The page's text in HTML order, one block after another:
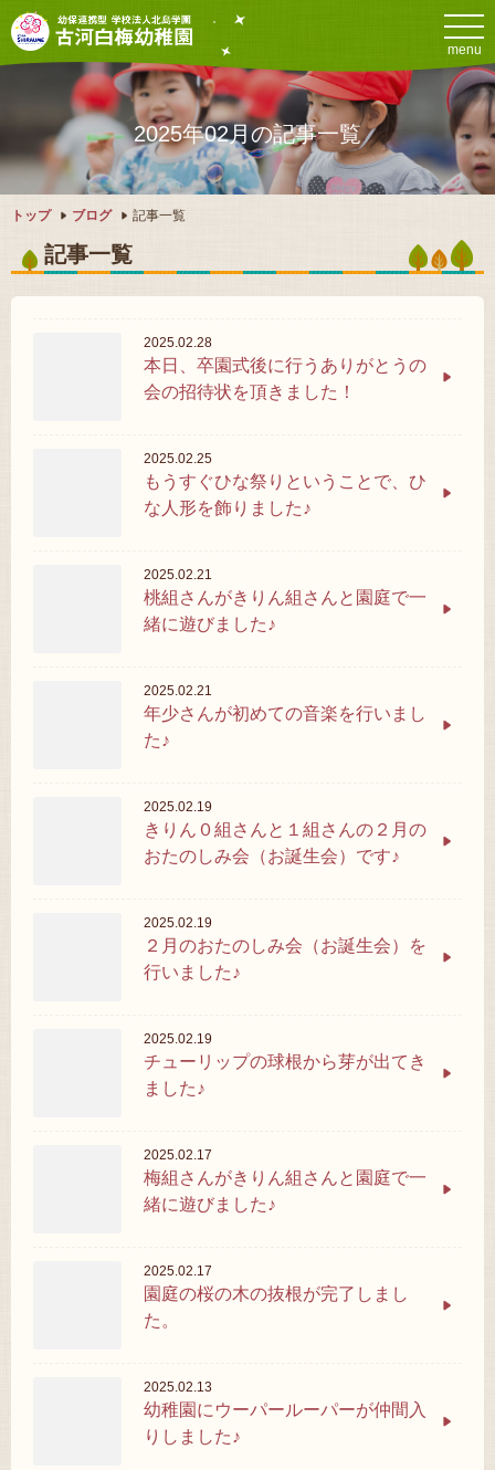
menu
2025年02月の記事一覧
トップ ブログ 記事一覧
記事一覧
2025.02.28
本日、卒園式後に行うありがとうの
会の招待状を頂きました！
2025.02.25
もうすぐひな祭りということで、ひ
な人形を飾りました♪
2025.02.21
桃組さんがきりん組さんと園庭で一
緒に遊びました♪
2025.02.21
年少さんが初めての音楽を行いまし
た♪
2025.02.19
きりん０組さんと１組さんの２月の
おたのしみ会（お誕生会）です♪
2025.02.19
２月のおたのしみ会（お誕生会）を
行いました♪
2025.02.19
チューリップの球根から芽が出てき
ました♪
2025.02.17
梅組さんがきりん組さんと園庭で一
緒に遊びました♪
2025.02.17
園庭の桜の木の抜根が完了しまし
た。
2025.02.13
幼稚園にウーパールーパーが仲間入
りしました♪